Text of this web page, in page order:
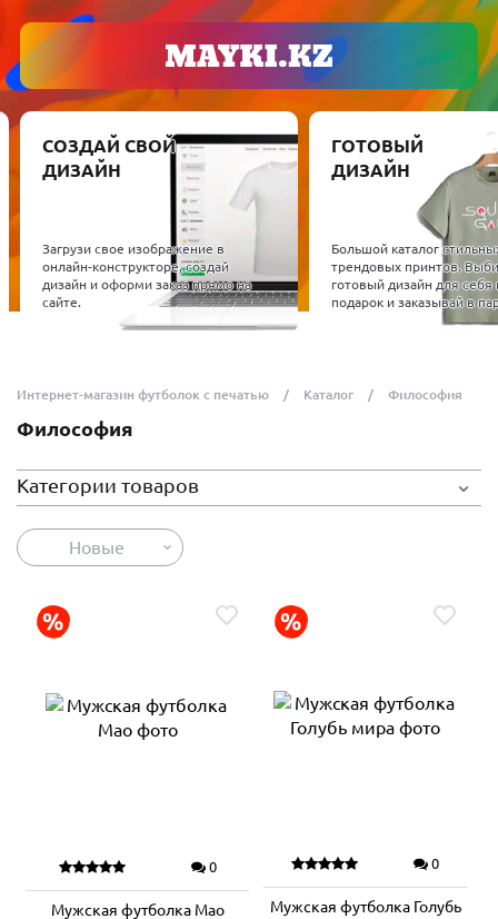
СОЗДАЙ СВОЙ
ДИЗАЙН
Загрузи свое изображение в
онлайн-конструкторе, создай
дизайн и оформи заказ прямо на
сайте.
ГОТОВЫЙ
ДИЗАЙН
Большой каталог
трендовых принтов.
готовый дизайн для себя
подарок и заказывай в
Интернет-магазин футболок с печатью Каталог Философия
Философия
Категории товаров
Новые
0
Мужская футболка Мао
0
Мужская футболка Голубь